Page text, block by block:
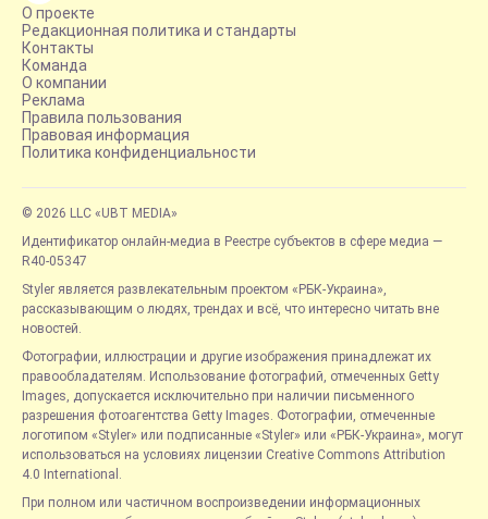
О проекте
Редакционная политика и стандарты
Контакты
Команда
О компании
Реклама
Правила пользования
Правовая информация
Политика конфиденциальности
© 2026 LLC «UBT MEDIA»
Идентификатор онлайн-медиа в Реестре субъектов в сфере медиа —
R40-05347
Styler является развлекательным проектом «РБК-Украина»,
рассказывающим о людях, трендах и всё, что интересно читать вне
новостей.
Фотографии, иллюстрации и другие изображения принадлежат их
правообладателям. Использование фотографий, отмеченных Getty
Images, допускается исключительно при наличии письменного
разрешения фотоагентства Getty Images. Фотографии, отмеченные
логотипом «Styler» или подписанные «Styler» или «РБК-Украина», могут
использоваться на условиях лицензии Creative Commons Attribution
4.0 International.
При полном или частичном воспроизведении информационных